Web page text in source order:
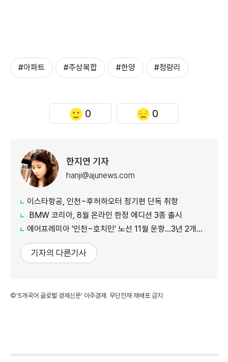
#아파트 #주상복합 #한양 #청량리
0 0
한지연 기자
hanji@ajunews.com
이스타항공, 인천~후허하오터 정기편 단독 취항
BMW 코리아, 8월 온라인 한정 에디션 3종 출시
에어프레미아 '인천~호치민' 노선 11월 운항…3년 2개월 만 재개
기자의 다른기사
©'5개국어 글로벌 경제신문' 아주경제. 무단전재·재배포 금지